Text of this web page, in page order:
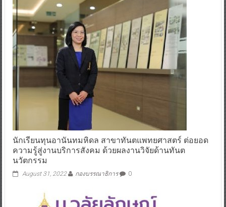
นักเรียนทุนอานันทมหิดล สาขาทันตแพทยศาสตร์ ต่อยอด
ความรู้สู่งานบริการสังคม ด้วยผลงานวิจัยด้านทันต
นวัตกรรม
August 31, 2022 กองบรรณาธิการ 0